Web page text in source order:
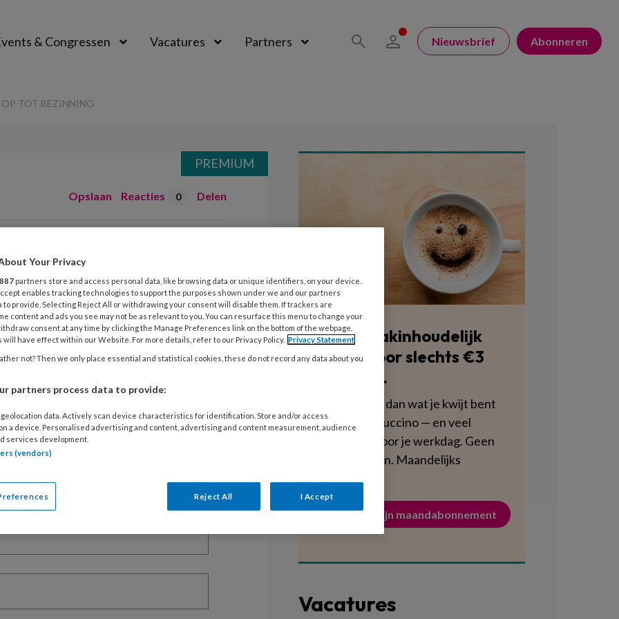
& Congressen Vacatures Partners Nieuwsbrief Abonneren
TOT BEZINNING
Opslaan Reacties 0 Delen
op tot
lezen?
lees 2 artikelen gratis per maand
PREMIUM
Blijf vakinhoudelijk
scherp voor slechts €3
per week.
Dat is minder dan wat je kwijt bent
aan een cappuccino — en veel
voedzamer voor je werkdag. Geen
verplichtingen. Maandelijks
Activeer mijn maandabonnement
Vacatures
Your Privacy
887 partners store and access personal data, like browsing data or unique identifiers, on your device.
enables tracking technologies to support the purposes shown under we and our partners
to provide. Selecting Reject All or withdrawing your consent will disable them. If trackers are
content and ads you see may not be as relevant to you. You can resurface this menu to change your
consent at any time by clicking the Manage Preferences link on the bottom of the webpage.
will have effect within our Website. For more details, refer to our Privacy Policy. Privacy Statement
not? Then we only place essential and statistical cookies, these do not record any data about you
partners process data to provide:
data. Actively scan device characteristics for identification. Store and/or access
a device. Personalised advertising and content, advertising and content measurement, audience
services development.
(vendors)
Reject All I Accept